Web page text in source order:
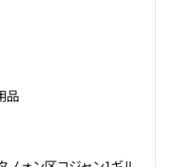
品